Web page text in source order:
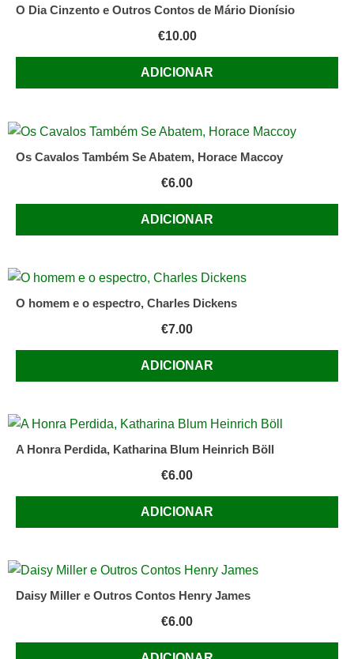
O Dia Cinzento e Outros Contos de Mário Dionísio
€10.00
ADICIONAR
Os Cavalos Também Se Abatem, Horace Maccoy
€6.00
ADICIONAR
O homem e o espectro, Charles Dickens
€7.00
ADICIONAR
A Honra Perdida, Katharina Blum Heinrich Böll
€6.00
ADICIONAR
Daisy Miller e Outros Contos Henry James
€6.00